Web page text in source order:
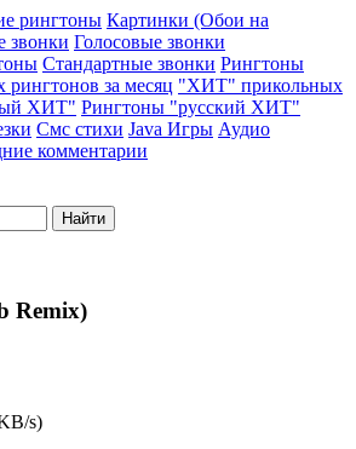
рингтоны Картинки (Обои на
звонки Голосовые звонки
Стандартные звонки Рингтоны
рингтонов за месяц "ХИТ" прикольных
ХИТ" Рингтоны "русский ХИТ"
Смс стихи Java Игры Аудио
комментарии
Найти
Remix)
s)